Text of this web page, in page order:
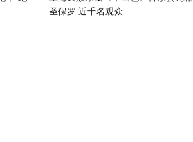
圣保罗 近千名观众...